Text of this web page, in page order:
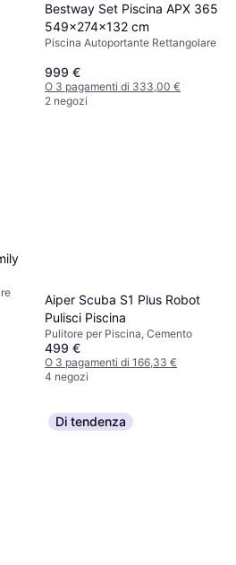
Bestway Set Piscina APX 365
549x274x132 cm
Piscina Autoportante Rettangolare
999 €
O 3 pagamenti di 333,00 €
2 negozi
Aiper Scuba S1 Plus Robot
Pulisci Piscina
Pulitore per Piscina, Cemento
499 €
O 3 pagamenti di 166,33 €
4 negozi
Di tendenza